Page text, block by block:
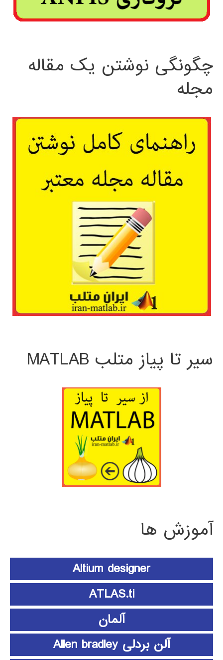
چگونگی نوشتن یک مقاله
مجله
سیر تا پیاز متلب MATLAB
آموزش ها
Altium designer
ATLAS.ti
آلمان
آلن بردلی Allen bradley